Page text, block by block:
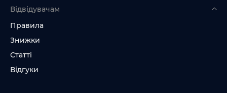
Відвідувачам
Правила
Знижки
Статті
Відгуки